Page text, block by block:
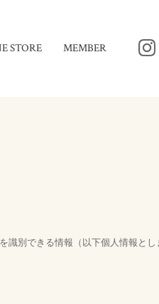
STORE MEMBER
別できる情報（以下個人情報とし